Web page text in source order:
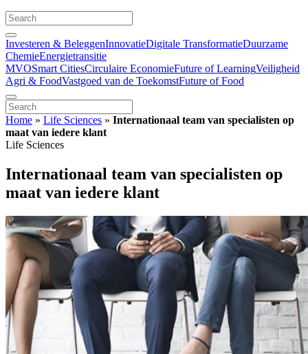
Investeren & BeleggenInnovatieDigitale TransformatieDuurzame
ChemieEnergietransitie
MVOSmart CitiesCirculaire EconomieFuture of LearningVeiligheid
Agri & FoodVastgoed van de ToekomstFuture of Food
Home » Life Sciences » Internationaal team van specialisten op
maat van iedere klant
Life Sciences
Internationaal team van specialisten op
maat van iedere klant